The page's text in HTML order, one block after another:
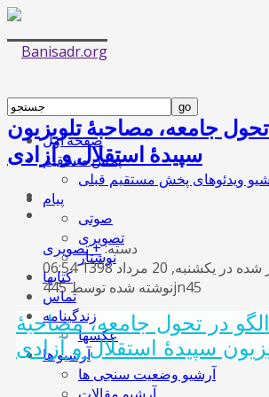
صفحه اول
پخش مستقیم
ویدئوهای پخش مستقیم قبلی
پیام
صوتی
تصویری
نوشتار
کتابها
تماس
زندگینامه
عکسها
آرشیو ها
آرشیو وضعیت سنجی ها
جامعه، مصاحبۀ تلویزیون
سپیدۀ استقلال و آزادی
دسته:+ تصویری
یکشنبه, 20 مرداد 1398 06:54
نوشته شده توسط 445jn45
در تحول جامعه، مصاحبۀ